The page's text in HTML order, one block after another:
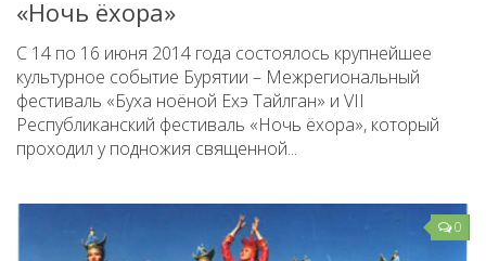
Группа «Лаккитон»
Валико Гаспарян
Ирина Шагдурова
Анна Комолова
Интернет-приемная
Контакты
«Ночь ёхора»
С 14 по 16 июня 2014 года состоялось крупнейшее
культурное событие Бурятии – Межрегиональный
фестиваль «Буха ноёной Ехэ Тайлган» и VII
Республиканский фестиваль «Ночь ёхора», который
проходил у подножия священной...
0